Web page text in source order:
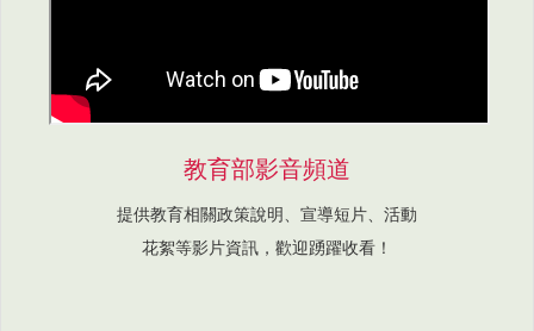
教育部影音頻道
提供教育相關政策說明、宣導短片、活動
花絮等影片資訊，歡迎踴躍收看！